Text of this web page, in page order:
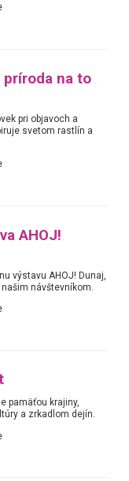
príroda na to
pri objavoch a
svetom rastlín a
AHOJ!
výstavu AHOJ! Dunaj,
návštevníkom.
pamäťou krajiny,
a zrkadlom dejín.